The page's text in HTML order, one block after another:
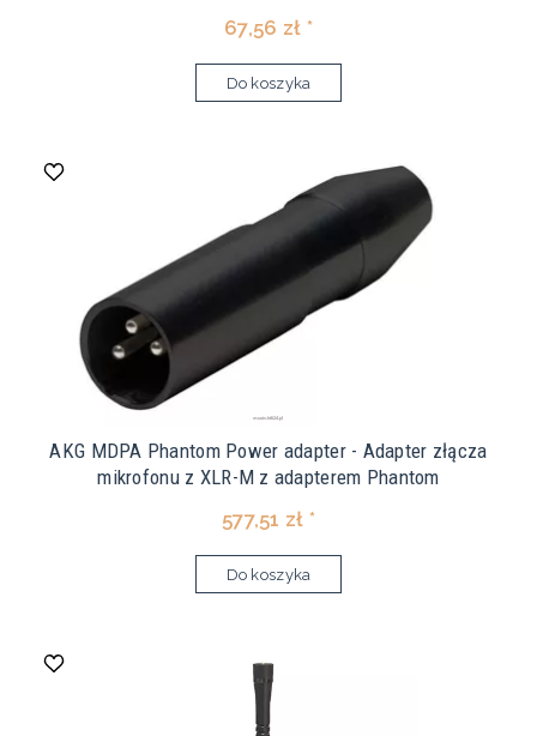
67,56 zł *
Do koszyka
AKG MDPA Phantom Power adapter - Adapter złącza
mikrofonu z XLR-M z adapterem Phantom
577,51 zł *
Do koszyka